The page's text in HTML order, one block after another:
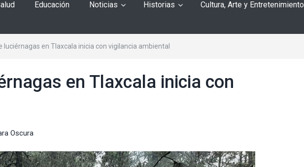
Educación Noticias Historias Cultura, Arte y Entretenimiento
en Tlaxcala inicia con vigilancia ambiental
en Tlaxcala inicia con
Oscura